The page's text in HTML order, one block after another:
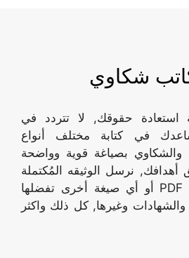
شكاوي
حقوقك, لا تتردد في
في كتابة مختلف أنواع
والشكاوي بصياغة قوية وواضحة
أهدافك, نرسل الوثيقه المُكتملة
عبر الواتساب بصيغة PDF أو أي صيغة أخرى تفضلها
والشهادات وغيرها, كل ذلك واكثر